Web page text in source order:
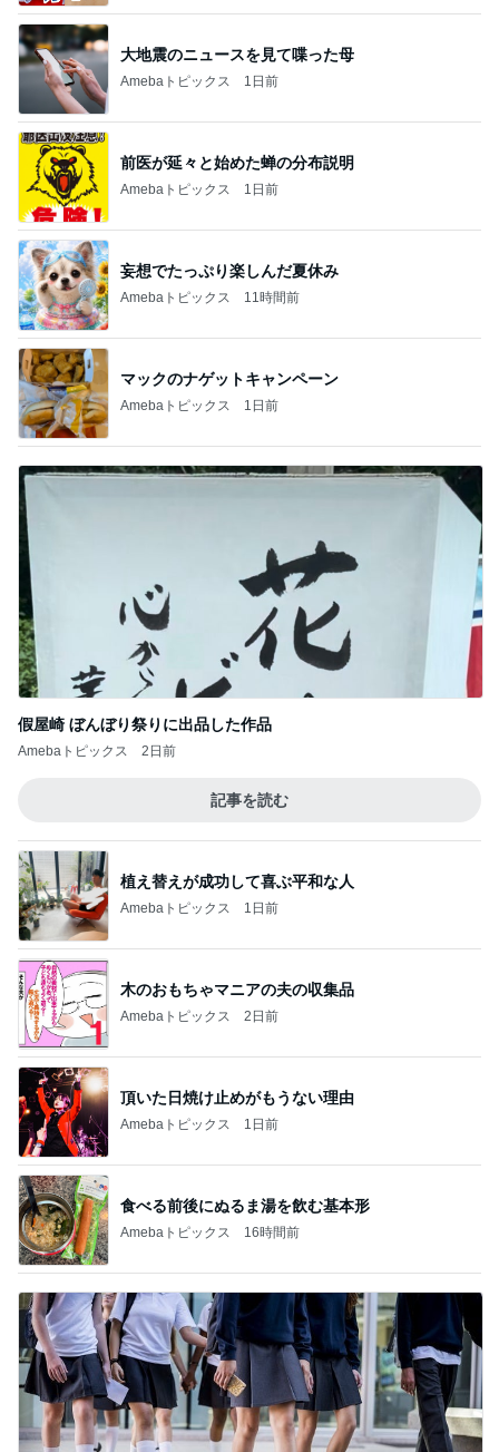
大地震のニュースを見て喋った母
Amebaトピックス 1日前
前医が延々と始めた蝉の分布説明
Amebaトピックス 1日前
妄想でたっぷり楽しんだ夏休み
Amebaトピックス 11時間前
マックのナゲットキャンペーン
Amebaトピックス 1日前
假屋崎 ぼんぼり祭りに出品した作品
Amebaトピックス 2日前
記事を読む
植え替えが成功して喜ぶ平和な人
Amebaトピックス 1日前
木のおもちゃマニアの夫の収集品
Amebaトピックス 2日前
頂いた日焼け止めがもうない理由
Amebaトピックス 1日前
食べる前後にぬるま湯を飲む基本形
Amebaトピックス 16時間前